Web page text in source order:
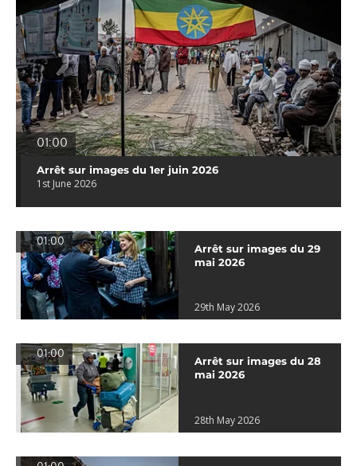
01:00
Arrêt sur images du 1er juin 2026
1st June 2026
01:00
Arrêt sur images du 29
mai 2026
29th May 2026
01:00
Arrêt sur images du 28
mai 2026
28th May 2026